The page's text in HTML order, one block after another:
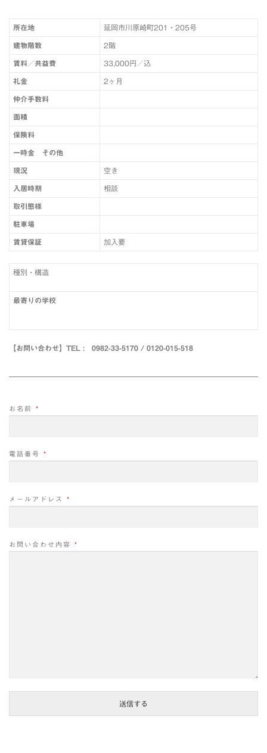
所在地 延岡市川原崎町201・205号
建物階数 2階
賃料／共益費 33,000円／込
礼金 2ヶ月
仲介手数料
面積
保険料
一時金 その他
現況 空き
入居時期 相談
取引態様
駐車場
賃貸保証 加入要
種別・構造
最寄りの学校
【お問い合わせ】TEL : 0982-33-5170 / 0120-015-518
お名前 *
電話番号 *
メールアドレス *
お問い合わせ内容 *
送信する